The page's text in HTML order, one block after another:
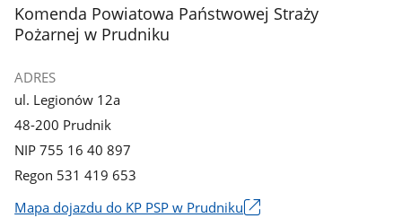
stopka
Komenda Powiatowa Państwowej Straży
Pożarnej w Prudniku
ADRES
ul. Legionów 12a
48-200 Prudnik
NIP 755 16 40 897
Regon 531 419 653
Mapa dojazdu do KP PSP w Prudniku